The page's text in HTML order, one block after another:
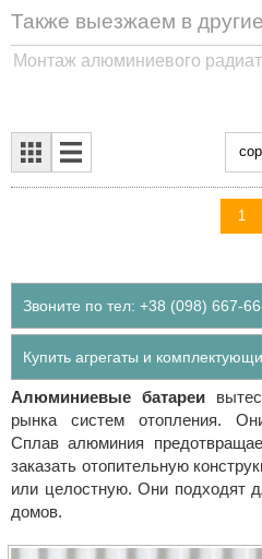
Также выезжаем в
Монтаж алюминиевого
1
Звоните по тел: +38 (098) 667-
Купить агрегаты и
Алюминиевые батареи
рынка систем отопления.
Сплав алюминия
заказать отопительную
или целостную. Они подходят
домов.